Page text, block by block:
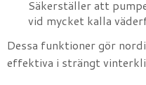
Säkerställer att
vid mycket kalla
Dessa funktioner gör
effektiva i strängt